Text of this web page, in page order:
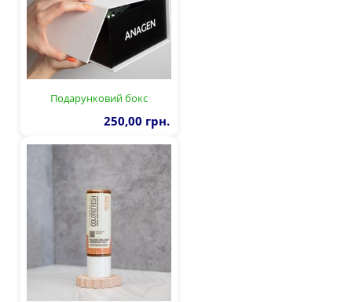
Подарунковий бокс
250,00 грн.